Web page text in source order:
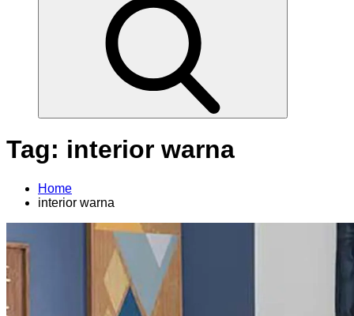
Tag: interior warna
Home
interior warna